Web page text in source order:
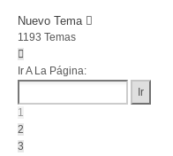
Nuevo Tema
1193 Temas
1
48
Ir A La Página:
1
2
3